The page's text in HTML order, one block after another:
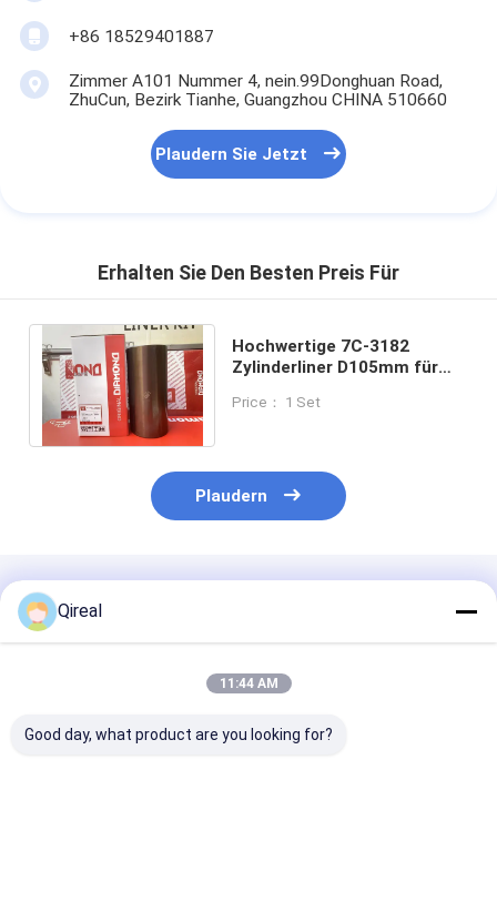
+86 18529401887
Zimmer A101 Nummer 4, nein.99Donghuan Road,
ZhuCun, Bezirk Tianhe, Guangzhou CHINA 510660
Plaudern Sie Jetzt
Erhalten Sie Den Besten Preis Für
Hochwertige 7C-3182
Zylinderliner D105mm für
C4.4 1104C-44 T416
Price： 1 Set
Plaudern
Empfohlene Produkte
Qireal
11:44 AM
Good day, what product are you looking for?